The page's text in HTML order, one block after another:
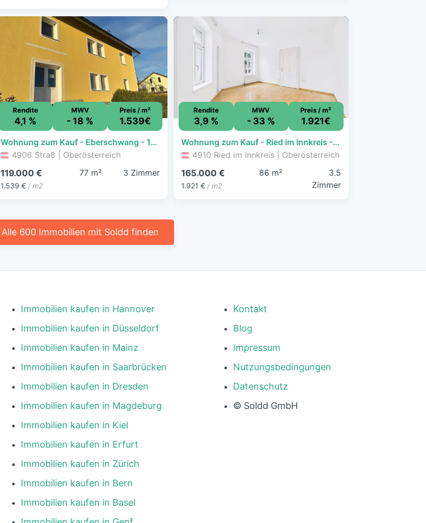
Rendite
4,1 %
MWV
- 18 %
Preis / m²
1.539€
Wohnung zum Kauf - Eberschwang - 119.000 € - 3 Zimmer, 77,3 m², EG, frei ab sofort
4906 Straß | Oberösterreich
119.000 €
1.539 €/ m2
77 m² 3 Zimmer
Rendite
3,9 %
MWV
- 33 %
Preis / m²
1.921€
Wohnung zum Kauf - Ried im Innkreis - 165.000 € - 3,5 Zimmer, 85,9 m², EG
4910 Ried im Innkreis | Oberösterreich
165.000 €
1.921 € / m2
86 m²
3.5
Zimmer
Alle 600 Immobilien mit Soldd finden
Immobilien kaufen in Hannover
Immobilien kaufen in Düsseldorf
Immobilien kaufen in Mainz
Immobilien kaufen in Saarbrücken
Immobilien kaufen in Dresden
Immobilien kaufen in Magdeburg
Immobilien kaufen in Kiel
Immobilien kaufen in Erfurt
Immobilien kaufen in Zürich
Immobilien kaufen in Bern
Immobilien kaufen in Basel
Kontakt
Blog
Impressum
Nutzungsbedingungen
Datenschutz
© Soldd GmbH